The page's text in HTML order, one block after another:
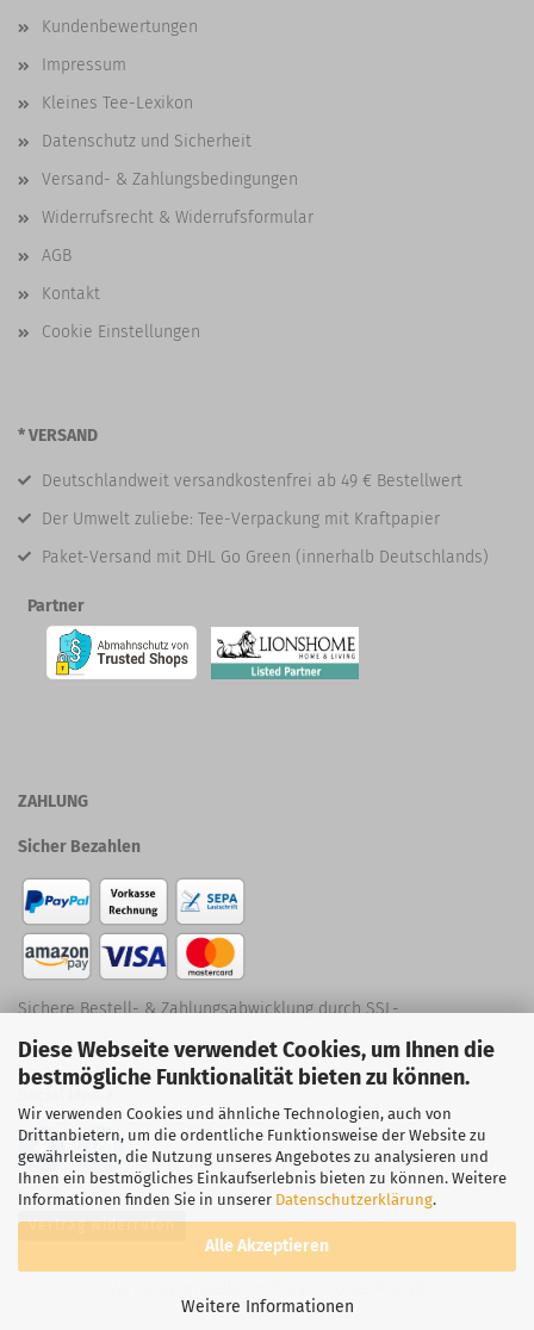
Diese Webseite verwendet Cookies, um Ihnen die
bestmögliche Funktionalität bieten zu können.
Wir verwenden Cookies und ähnliche Technologien, auch von
Drittanbietern, um die ordentliche Funktionsweise der Website zu
gewährleisten, die Nutzung unseres Angebotes zu analysieren und
Ihnen ein bestmögliches Einkaufserlebnis bieten zu können. Weitere
Informationen finden Sie in unserer Datenschutzerklärung.
Alle Akzeptieren
Weitere Informationen
Kundenbewertungen
Impressum
Kleines Tee-Lexikon
Datenschutz und Sicherheit
Versand- & Zahlungsbedingungen
Widerrufsrecht & Widerrufsformular
AGB
Kontakt
Cookie Einstellungen
* VERSAND
Deutschlandweit versandkostenfrei ab 49 € Bestellwert
Der Umwelt zuliebe: Tee-Verpackung mit Kraftpapier
Paket-Versand mit DHL Go Green (innerhalb Deutschlands)
Partner
ZAHLUNG
Sicher Bezahlen
Sichere Bestell- & Zahlungsabwicklung durch SSL-
Verschlüsselung
Social Media
Vertrag widerrufen